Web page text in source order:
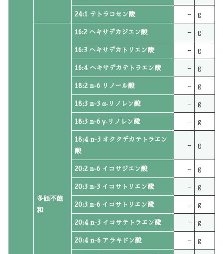
24:1 テトラコセン酸 – g
多価不飽
和
16:2 ヘキサデカジエン酸 – g
16:3 ヘキサデカトリエン酸 – g
16:4 ヘキサデカテトラエン酸 – g
18:2 n-6 リノール酸 – g
18:3 n-3 α‐リノレン酸 – g
18:3 n-6 γ‐リノレン酸 – g
18:4 n-3 オクタデカテトラエン
酸
– g
20:2 n-6 イコサジエン酸 – g
20:3 n-3 イコサトリエン酸 – g
20:3 n-6 イコサトリエン酸 – g
20:4 n-3 イコサテトラエン酸 – g
20:4 n-6 アラキドン酸 – g